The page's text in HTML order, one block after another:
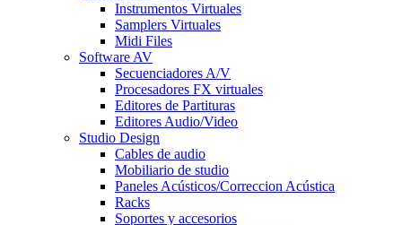
Instrumentos Virtuales
Samplers Virtuales
Midi Files
Software AV
Secuenciadores A/V
Procesadores FX virtuales
Editores de Partituras
Editores Audio/Video
Studio Design
Cables de audio
Mobiliario de studio
Paneles Acústicos/Correccion Acústica
Racks
Soportes y accesorios